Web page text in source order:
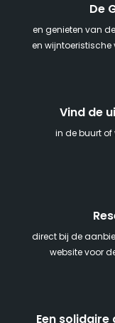
De
en genieten van
en wijntoeristische
Vind de
in de buurt
direct bij de
website voor